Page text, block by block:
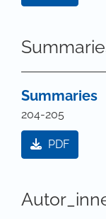
Summaries
204-205
PDF